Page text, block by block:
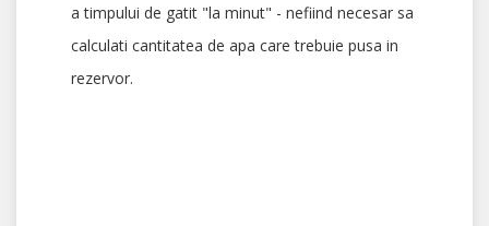
a timpului de gatit "la minut" - nefiind necesar sa
calculati cantitatea de apa care trebuie pusa in
rezervor.